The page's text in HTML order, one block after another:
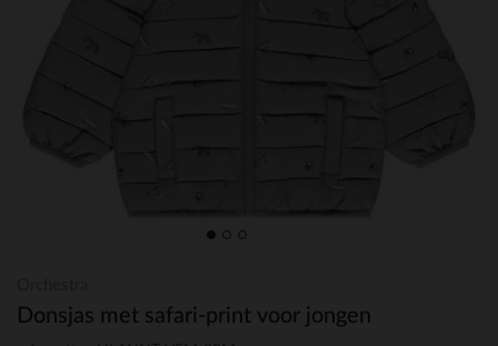
Donsjas met safari-print voor jongen